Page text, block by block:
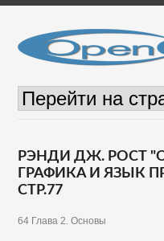
РЭНДИ ДЖ. РОСТ
ГРАФИКА И ЯЗЫК
СТР.77
64 Глава 2. Основы